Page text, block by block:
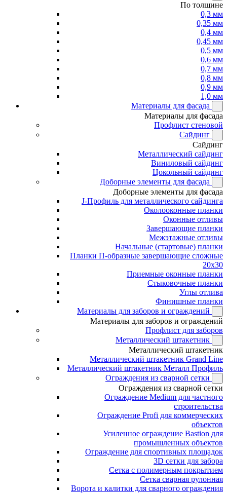
По толщине
0,3 мм
0,35 мм
0,4 мм
0,45 мм
0,5 мм
0,6 мм
0,7 мм
0,8 мм
0,9 мм
1,0 мм
Материалы для фасада
Материалы для фасада
Профлист стеновой
Сайдинг
Сайдинг
Металлический сайдинг
Виниловый сайдинг
Цокольный сайдинг
Доборные элементы для фасада
Доборные элементы для фасада
J-Профиль для металлического сайдинга
Околооконные планки
Оконные отливы
Завершающие планки
Межэтажные отливы
Начальные (стартовые) планки
Планки П-образные завершающие сложные
20x30
Приемные оконные планки
Стыковочные планки
Углы отлива
Финишные планки
Материалы для заборов и ограждений
Материалы для заборов и ограждений
Профлист для заборов
Металлический штакетник
Металлический штакетник
Металлический штакетник Grand Line
Металлический штакетник Металл Профиль
Ограждения из сварной сетки
Ограждения из сварной сетки
Ограждение Medium для частного
строительства
Ограждение Profi для коммерческих
объектов
Усиленное ограждение Bastion для
промышленных объектов
Ограждение для спортивных площадок
3D сетки для забора
Сетка с полимерным покрытием
Сетка сварная рулонная
Ворота и калитки для сварного ограждения